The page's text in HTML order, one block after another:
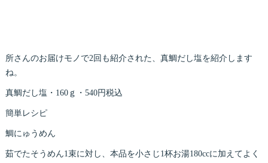
所さんのお届けモノで2回も紹介された、真鯛だし塩を紹介します
ね。
真鯛だし塩・160ｇ・540円税込
簡単レシピ
鯛にゅうめん
茹でたそうめん1束に対し、本品を小さじ1杯お湯180ccに加えてよく